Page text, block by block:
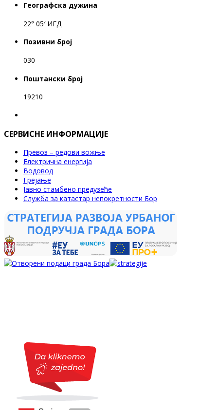
Географска дужина
22° 05′ ИГД
Позивни број
030
Поштански број
19210
СЕРВИСНЕ ИНФОРМАЦИЈЕ
Превоз – редови вожње
Електрична енергија
Водовод
Грејање
Јавно стамбено предузеће
Служба за катастар непокретности Бор